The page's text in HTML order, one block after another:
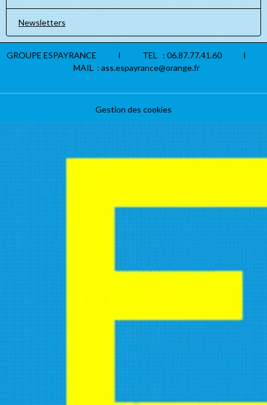
Newsletters
GROUPE ESPAYRANCE I TEL : 06.87.77.41.60 I
MAIL : ass.espayrance@orange.fr
Gestion des cookies